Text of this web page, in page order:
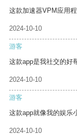
这款加速器VPM应用
2024-10-10
游客
这款app是我社交的好
2024-10-10
游客
这款app就像我的娱乐
2024-10-10